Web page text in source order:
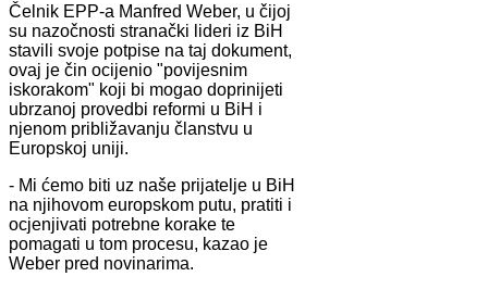
Čelnik EPP-a Manfred Weber, u čijoj
su nazočnosti stranački lideri iz BiH
stavili svoje potpise na taj dokument,
ovaj je čin ocijenio "povijesnim
iskorakom" koji bi mogao doprinijeti
ubrzanoj provedbi reformi u BiH i
njenom približavanju članstvu u
Europskoj uniji.
- Mi ćemo biti uz naše prijatelje u BiH
na njihovom europskom putu, pratiti i
ocjenjivati potrebne korake te
pomagati u tom procesu, kazao je
Weber pred novinarima.